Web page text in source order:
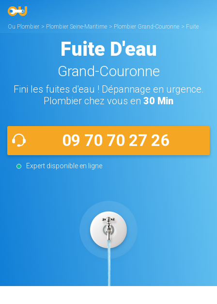
Ou Plombier > Plombier Seine-Maritime > Plombier Grand-Couronne > Fuite
Fuite D'eau
Grand-Couronne
Fini les fuites d'eau ! Dépannage en urgence.
Plombier chez vous en 30 Min
09 70 70 27 26
Expert disponible en ligne